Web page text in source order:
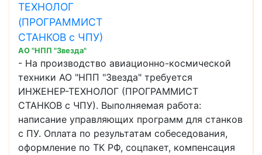
ТЕХНОЛОГ
(ПРОГРАММИСТ
СТАНКОВ с ЧПУ)
АО "НПП "Звезда"
- На производство авиационно-космической
техники АО "НПП "Звезда" требуется
ИНЖЕНЕР-ТЕХНОЛОГ (ПРОГРАММИСТ
СТАНКОВ с ЧПУ). Выполняемая работа:
написание управляющих программ для станков
с ПУ. Оплата по результатам собеседования,
оформление по ТК РФ, соцпакет, компенсация